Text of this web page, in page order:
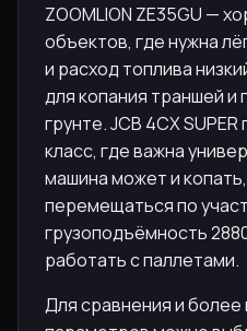
ZOOMLION ZE35GU —
объектов, где нужна
и расход топлива
для копания траншей и
грунте. JCB 4CX
класс, где важна
машина может и
перемещаться по
грузоподъёмность
работать с паллетами.
Для сравнения и более